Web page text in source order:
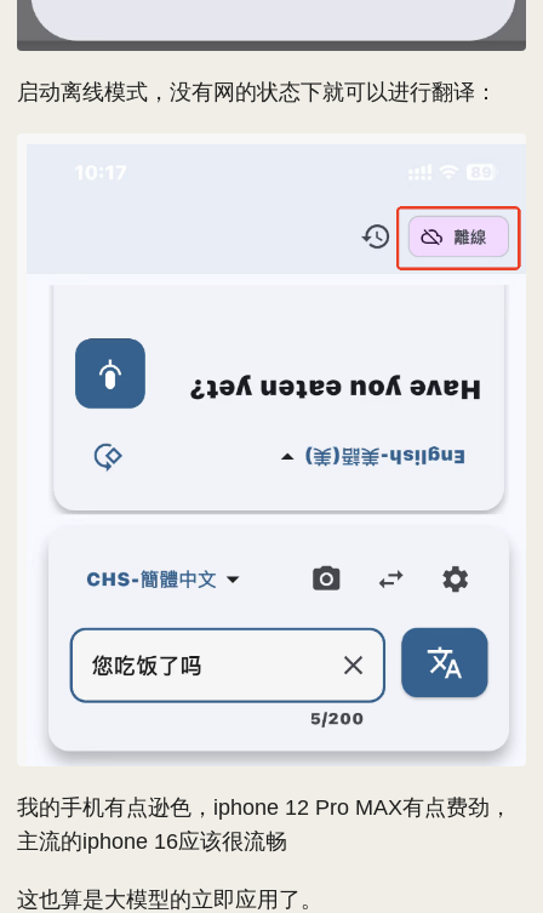
启动离线模式，没有网的状态下就可以进行翻译：
我的手机有点逊色，iphone 12 Pro MAX有点费劲，
主流的iphone 16应该很流畅
这也算是大模型的立即应用了。